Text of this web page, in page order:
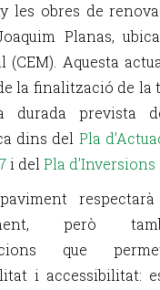
les obres de
Planas,
(CEM). Aquesta
la finalització de la
durada prevista
dins del Pla
i del Pla d'Inversions
respectarà
però
que
i accessibilitat: